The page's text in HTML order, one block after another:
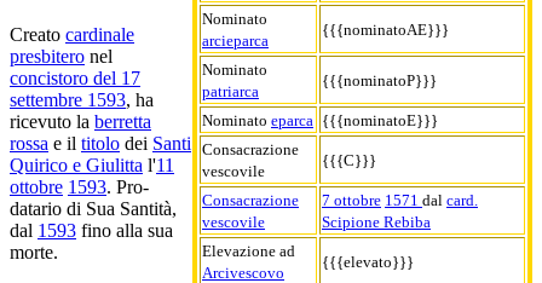
Nominato
arcieparca
{{{nominatoAE}}}
Nominato
patriarca
{{{nominatoP}}}
Nominato eparca {{{nominatoE}}}
Consacrazione
vescovile
{{{C}}}
Consacrazione
vescovile
7 ottobre 1571 dal card.
Scipione Rebiba
Elevazione ad
Arcivescovo
{{{elevato}}}
Creato cardinale
presbitero nel
concistoro del 17
settembre 1593, ha
ricevuto la berretta
rossa e il titolo dei Santi
Quirico e Giulitta l'11
ottobre 1593. Pro-
datario di Sua Santità,
dal 1593 fino alla sua
morte.